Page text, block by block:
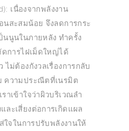
เนื่องจากพลังงาน
นสะสมน้อย จึงลดการกระ
นนูนในภายหลัง ทำครั้ง
การไฝเม็ดใหญ่ได้
ไม่ต้องกังวลเรื่องการกลับ
ความประณีตที่เนรมิต
เข้าใจว่าผิวบริเวณลำ
ะเสี่ยงต่อการเกิดแผล
ใจในการปรับพลังงานให้